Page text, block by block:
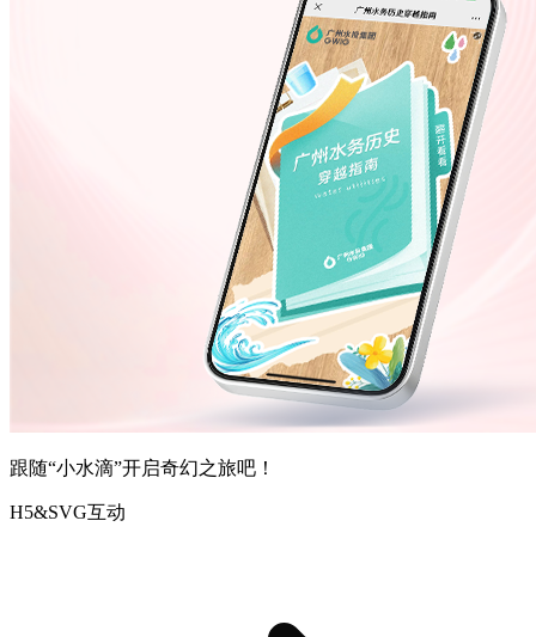
跟随“小水滴”开启奇幻之旅吧！
H5&SVG互动